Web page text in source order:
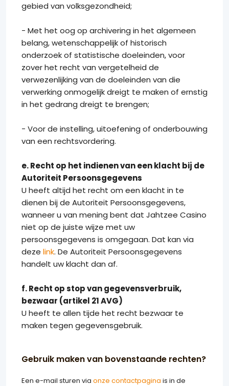
gebied van volksgezondheid;
- Met het oog op archivering in het algemeen
belang, wetenschappelijk of historisch
onderzoek of statistische doeleinden, voor
zover het recht van vergetelheid de
verwezenlijking van de doeleinden van die
verwerking onmogelijk dreigt te maken of ernstig
in het gedrang dreigt te brengen;
- Voor de instelling, uitoefening of onderbouwing
van een rechtsvordering.
e. Recht op het indienen van een klacht bij de
Autoriteit Persoonsgegevens
U heeft altijd het recht om een klacht in te
dienen bij de Autoriteit Persoonsgegevens,
wanneer u van mening bent dat Jahtzee Casino
niet op de juiste wijze met uw
persoonsgegevens is omgegaan. Dat kan via
deze link. De Autoriteit Persoonsgegevens
handelt uw klacht dan af.
f. Recht op stop van gegevensverbruik,
bezwaar (artikel 21 AVG)
U heeft te allen tijde het recht bezwaar te
maken tegen gegevensgebruik.
Gebruik maken van bovenstaande rechten?
Een e-mail sturen via onze contactpagina is in de